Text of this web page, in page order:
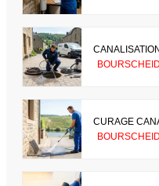
BOURSCHEID
CURAGE
BOURSCHEID